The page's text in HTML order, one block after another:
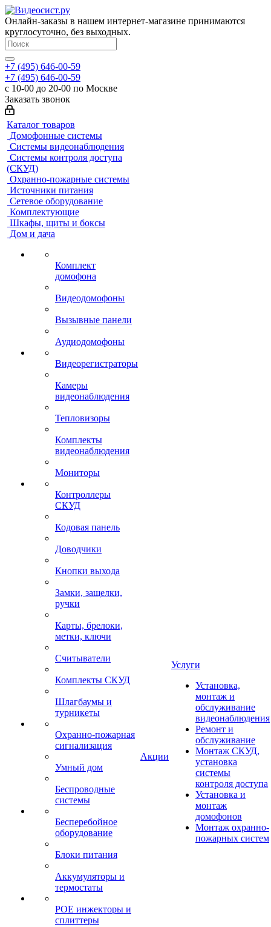
Онлайн-заказы в нашем интернет-магазине принимаются
круглосуточно, без выходных.
+7 (495) 646-00-59
+7 (495) 646-00-59
с 10-00 до 20-00 по Москве
Заказать звонок
Каталог товаров
Домофонные системы
Системы видеонаблюдения
Системы контроля доступа
(СКУД)
Охранно-пожарные системы
Источники питания
Сетевое оборудование
Комплектующие
Шкафы, щиты и боксы
Дом и дача
Комплект
домофона
Видеодомофоны
Вызывные панели
Аудиодомофоны
Видеорегистраторы
Камеры
видеонаблюдения
Тепловизоры
Комплекты
видеонаблюдения
Мониторы
Контроллеры
СКУД
Кодовая панель
Доводчики
Кнопки выхода
Замки, защелки,
ручки
Карты, брелоки,
метки, ключи
Считыватели
Комплекты СКУД
Шлагбаумы и
турникеты
Охранно-пожарная
сигнализация
Умный дом
Беспроводные
системы
Бесперебойное
оборудование
Блоки питания
Аккумуляторы и
термостаты
POE инжекторы и
сплиттеры
Акции
Услуги
Установка,
монтаж и
обслуживание
видеонаблюдения
Ремонт и
обслуживание
Монтаж СКУД,
установка
системы
контроля доступа
Установка и
монтаж
домофонов
Монтаж охранно-
пожарных систем